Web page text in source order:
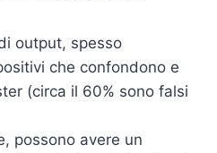
output, spesso
che confondono e
(circa il 60% sono falsi
possono avere un